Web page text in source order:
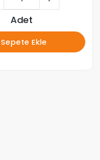
Adet
Sepete Ekle